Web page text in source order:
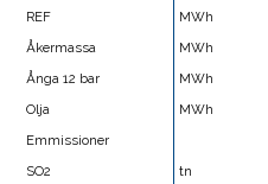
REF
MWh
Åkermassa
MWh
Ånga 12 bar
MWh
Olja
MWh
Emmissioner
SO2
tn